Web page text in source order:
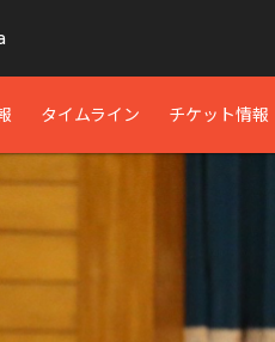
タイムライン チケット情報